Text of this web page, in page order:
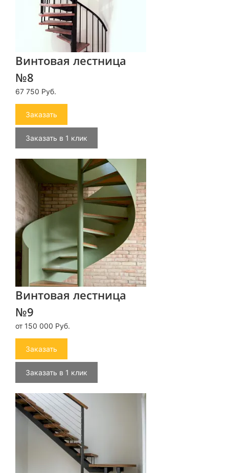
Винтовая лестница
№8
67 750 Руб.
Заказать
Заказать в 1 клик
Винтовая лестница
№9
от 150 000 Руб.
Заказать
Заказать в 1 клик